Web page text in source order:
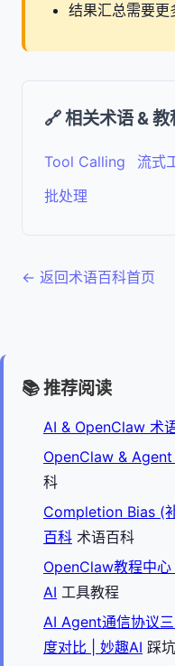
结果汇总需要
🔗 相关术语 & 教
Tool Calling 流式
批处理
← 返回术语百科首页
📚 推荐阅读
AI & OpenClaw 术
OpenClaw &
科
Completion Bias (
百科 术语百科
OpenClaw教程中
AI 工具教程
AI Agent通信协议
度对比 | 妙趣AI 踩